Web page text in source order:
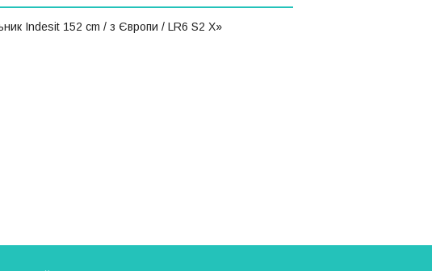
Indesit 152 cm / з Європи / LR6 S2 X»